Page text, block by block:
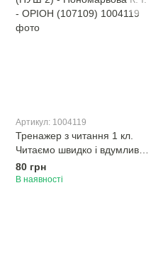
Артикул: 1004119
Тренажер з читання 1 кл.
Читаємо швидко і вдумливо
(НУШ 2) - Пономарьова К. І.
- ОРІОН (107109)
80 грн
В наявності